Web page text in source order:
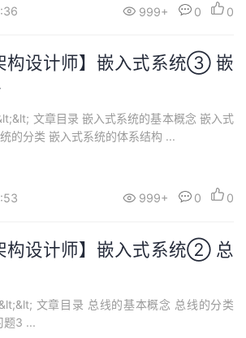
999+ 0 0
构设计师】嵌入式系统③ 嵌
文章目录 嵌入式系统的基本概念 嵌入式
的分类 嵌入式系统的体系结构 ...
999+ 0 0
构设计师】嵌入式系统② 总
文章目录 总线的基本概念 总线的分类
题3 ...